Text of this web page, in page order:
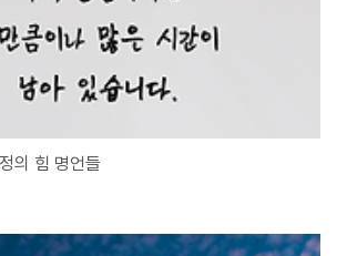
의 힘 명언들